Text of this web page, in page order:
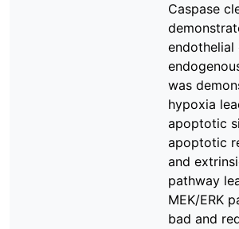
Caspase
endothelial
was
hypoxia
apoptotic
apoptotic
and
pathway
MEK/ERK
bad and